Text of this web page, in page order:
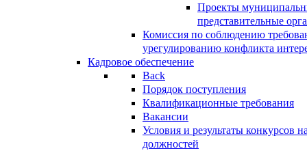
Проекты
представительные
Комиссия по соблюдению
урегулированию конфликта
Кадровое обеспечение
Back
Порядок поступления
Квалификационные требования
Вакансии
Условия и результаты конкурсов
должностей